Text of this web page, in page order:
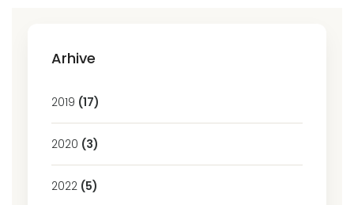
Arhive
2019 (17)
2020 (3)
2022 (5)